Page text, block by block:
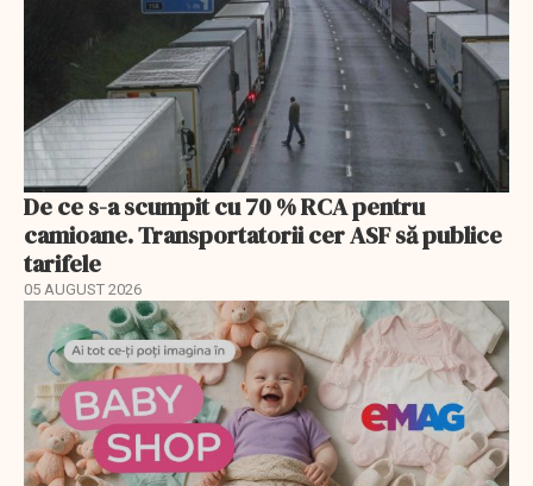
De ce s-a scumpit cu 70 % RCA pentru
camioane. Transportatorii cer ASF să publice
tarifele
05 AUGUST 2026